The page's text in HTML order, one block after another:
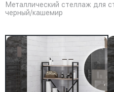
Металлический стеллаж для
черный/кашемир